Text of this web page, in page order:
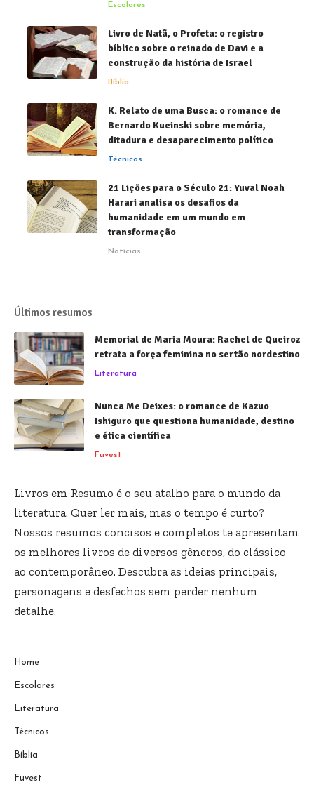
Escolares
Livro de Natã, o Profeta: o registro
bíblico sobre o reinado de Davi e a
construção da história de Israel
Bíblia
K. Relato de uma Busca: o romance de
Bernardo Kucinski sobre memória,
ditadura e desaparecimento político
Técnicos
21 Lições para o Século 21: Yuval Noah
Harari analisa os desafios da
humanidade em um mundo em
transformação
Notícias
Últimos resumos
Memorial de Maria Moura: Rachel de Queiroz
retrata a força feminina no sertão nordestino
Literatura
Nunca Me Deixes: o romance de Kazuo
Ishiguro que questiona humanidade, destino
e ética científica
Fuvest
Livros em Resumo é o seu atalho para o mundo da
literatura. Quer ler mais, mas o tempo é curto?
Nossos resumos concisos e completos te apresentam
os melhores livros de diversos gêneros, do clássico
ao contemporâneo. Descubra as ideias principais,
personagens e desfechos sem perder nenhum
detalhe.
Home
Escolares
Literatura
Técnicos
Bíblia
Fuvest